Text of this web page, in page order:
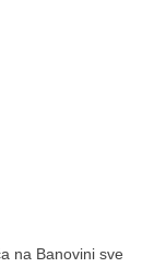
na Banovini sve